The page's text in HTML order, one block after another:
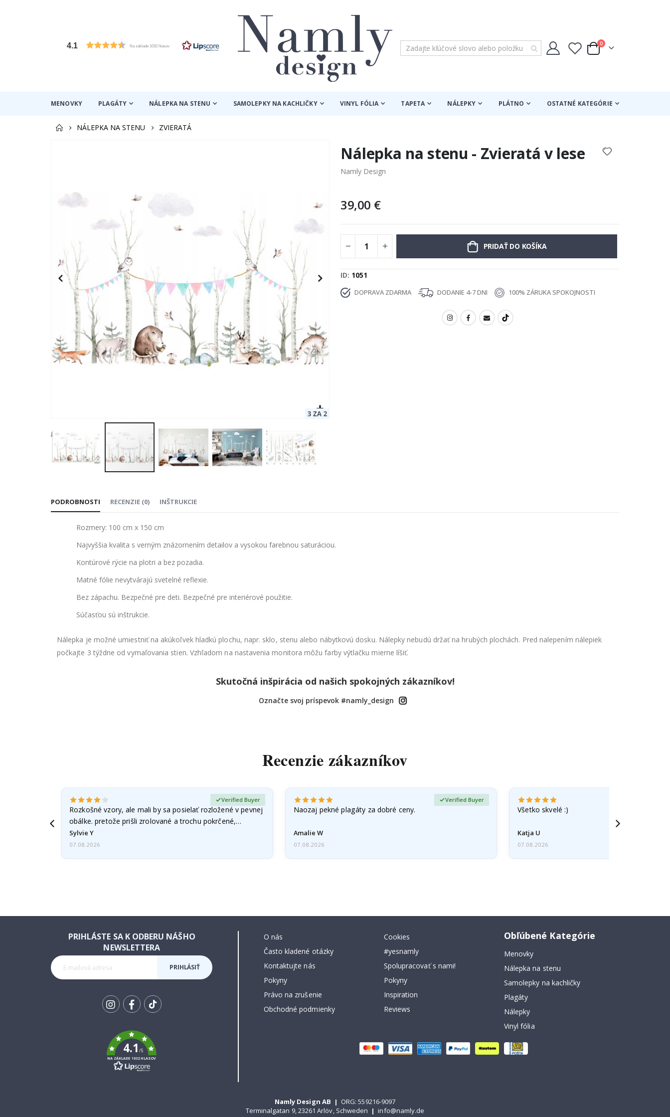
4.1 Na základe 1032 hlasov
Cart
0položky
MENOVKY PLAGÁTY NÁLEPKA NA STENU SAMOLEPKY NA KACHLIČKY VINYL FÓLIA TAPETA NÁLEPKY PLÁTNO OSTATNÉ KATEGÓRIE
NÁLEPKA NA STENU
ZVIERATÁ
obrázkov
začiatok
obrázkov
Nálepka na stenu - Zvieratá v lese
Namly Design
39,00 €
PRIDAŤ DO KOŠÍKA
ID 1051
DOPRAVA ZDARMA DODANIE 4-7 DNI 100% ZÁRUKA SPOKOJNOSTI
PODROBNOSTI
Rozmery: 100 cm x 150 cm
Najvyššia kvalita s verným znázornením detailov a vysokou farebnou saturáciou.
Kontúrové rýcie na plotri a bez pozadia.
Matné fólie nevytvárajú svetelné reflexie.
Bez zápachu. Bezpečné pre deti. Bezpečné pre interiérové použitie.
Súčasťou sú inštrukcie.
Nálepka je možné umiestniť na akúkoľvek hladkú plochu, napr. sklo, stenu alebo nábytkovú dosku. Nálepky nebudú držať na hrubých plochách. Pred nalepením nálepiek
počkajte 3 týždne od vymaľovania stien. Vzhľadom na nastavenia monitora môžu farby výtlačku mierne líšiť.
RECENZIE (0) INŠTRUKCIE
Skutočná inšpirácia od našich spokojných zákazníkov!
Označte svoj príspevok #namly_design
Recenzie zákazníkov
Rozkošné vzory, ale mali by sa posielať rozložené v pevnej
obálke. pretože prišli zrolované a trochu pokrčené,…
Sylvie Y
Verified Buyer
07.08.2026
Naozaj pekné plagáty za dobré ceny.
Amalie W
Verified Buyer
07.08.2026
Všetko skvelé :)
Katja U
07.08.2026
PRIHLÁSTE SA K ODBERU NÁŠHO
NEWSLETTERA
PRIHLÁSIŤ
k
4.1/5
NA ZÁKLADE 1032 HLASOV
O nás
Často kladené otázky
Kontaktujte nás
Pokyny
Právo na zrušenie
Obchodné podmienky
Cookies
#yesnamly
Spolupracovať s nami!
Pokyny
Inspiration
Reviews
Obľúbené Kategórie
Menovky
Nálepka na stenu
Samolepky na kachličky
Plagáty
Nálepky
Vinyl fólia
Namly Design AB | ORG: 559216-9097
Terminalgatan 9, 23261 Arlöv, Schweden | info@namly.de